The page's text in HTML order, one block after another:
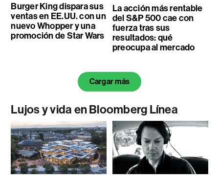
Burger King dispara sus
ventas en EE.UU. con un
nuevo Whopper y una
promoción de Star Wars
La acción más rentable
del S&P 500 cae con
fuerza tras sus
resultados: qué
preocupa al mercado
Cargar más
Lujos y vida en Bloomberg Línea